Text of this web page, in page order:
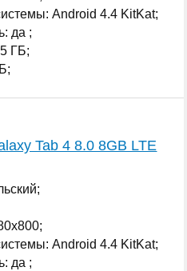
Android 4.4 KitKat;
да ;
ГБ;
Tab 4 8.0 8GB LTE
Android 4.4 KitKat;
да ;